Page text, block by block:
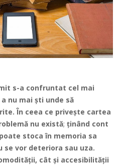
s-a confruntat cel mai
nu mai şti unde să
În ceea ce priveşte cartea
nu există; ținând cont
stoca în memoria sa
se vor deteriora sau uza.
cât și accesibilității